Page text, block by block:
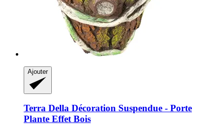
Ajouter
Terra Della Décoration Suspendue -​ Porte
Plante Effet Bois